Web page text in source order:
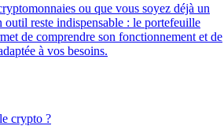
ou que vous soyez déjà un
outil reste indispensable : le portefeuille
de comprendre son fonctionnement et de
à vos besoins.
crypto ?